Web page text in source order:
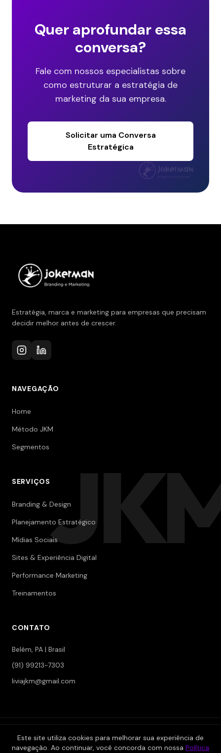
Quer aprofundar essa
conversa?
Fale com nossos especialistas sobre
como estruturar a estratégia de
marketing da sua empresa.
Solicitar uma Conversa
Estratégica
Estratégia, marca e marketing para empresas que precisam
decidir melhor antes de crescer.
NAVEGAÇÃO
Home
Método JKM
Segmentos
SERVIÇOS
Branding & Design
Planejamento Estratégico
Mídias Sociais
Sites & Experiência Digital
Performance Marketing
Treinamentos
CONTATO
Belém, PA | Brasil
(91) 99213-7303
liviajkm@gmail.com
© 2006-2026 Jokerman — Branding & Marketing. Todos os
direitos reservados.
Este site utiliza cookies para melhorar sua experiência de
navegação. Ao continuar, você concorda com nossa Política